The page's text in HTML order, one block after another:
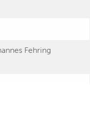
Fehring